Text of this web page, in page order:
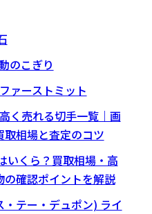
のこぎり
ァーストミット
く売れる切手一覧｜画
相場と査定のコツ
いくら？買取相場・高
の確認ポイントを解説
テー・デュポン) ライ